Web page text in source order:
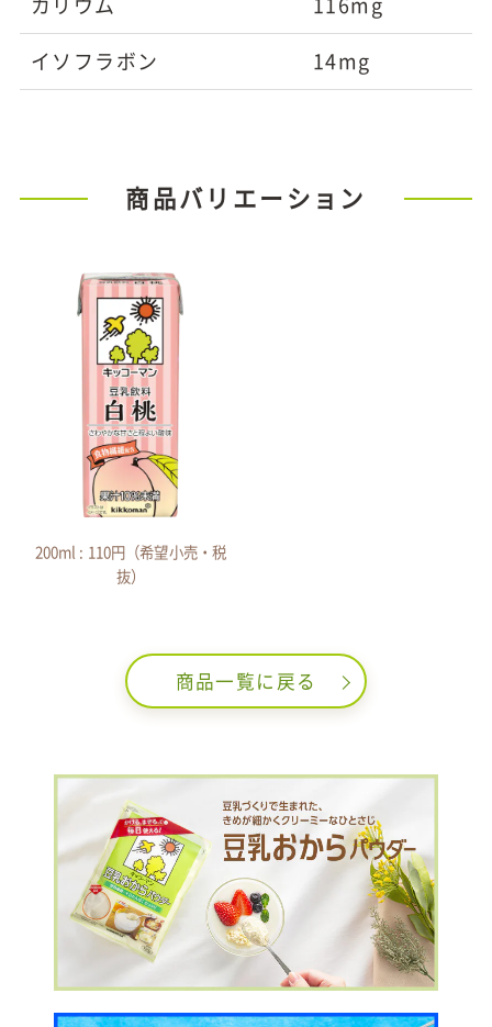
イソフラボン
14mg
商品バリエーション
200ml : 110円（希望小売・税
抜）
商品一覧に戻る